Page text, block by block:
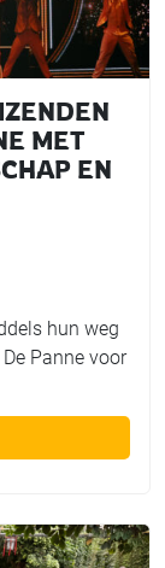
MET
EN
hun weg
Panne voor